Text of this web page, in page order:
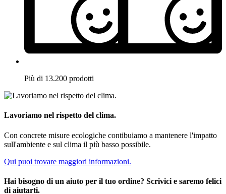
Più di 13.200 prodotti
Lavoriamo nel rispetto del clima.
Con concrete misure ecologiche contibuiamo a mantenere l'impatto
sull'ambiente e sul clima il più basso possibile.
Qui puoi trovare maggiori informazioni.
Hai bisogno di un aiuto per il tuo ordine? Scrivici e saremo felici
di aiutarti.